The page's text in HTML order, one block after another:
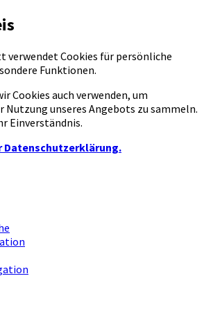
Cookies für persönliche
Funktionen.
Cookies auch verwenden, um
unseres Angebots zu sammeln.
Einverständnis.
Datenschutzerklärung.